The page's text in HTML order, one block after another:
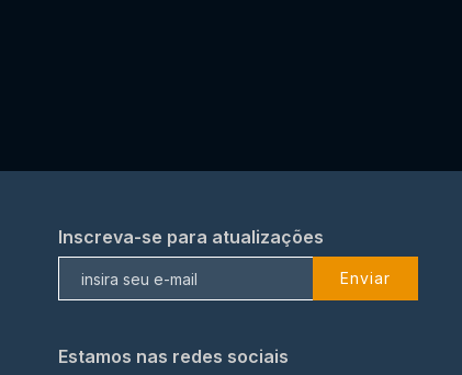
Inscreva-se para atualizações
Enviar
Estamos nas redes sociais